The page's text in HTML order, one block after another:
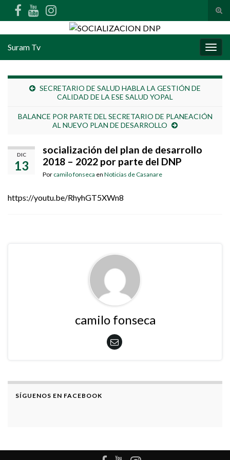
Search for:
Suram Tv
SECRETARIO DE SALUD HABLA LA GESTIÓN DE
CALIDAD DE LA ESE SALUD YOPAL
BALANCE POR PARTE DEL SECRETARIO DE PLANEACIÓN
AL NUEVO PLAN DE DESARROLLO
DIC
13
socialización del plan de desarrollo
2018 – 2022 por parte del DNP
Por camilo fonseca en Noticias de Casanare
https://youtu.be/RhyhGT5XWn8
camilo fonseca
SÍGUENOS EN FACEBOOK